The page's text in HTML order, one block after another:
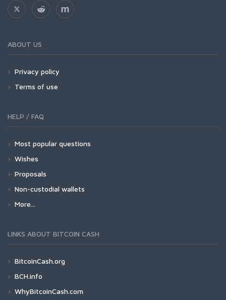
ABOUT US
Privacy policy
Terms of use
HELP / FAQ
Most popular questions
Wishes
Proposals
Non-custodial wallets
More...
LINKS ABOUT BITCOIN CASH
BitcoinCash.org
BCH.info
WhyBitcoinCash.com